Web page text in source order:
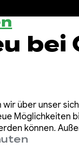
bei
über unser
Möglichkeiten
können.
Unternehmen